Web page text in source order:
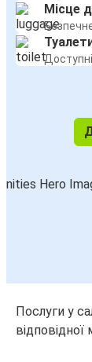
Місце
Послуги у